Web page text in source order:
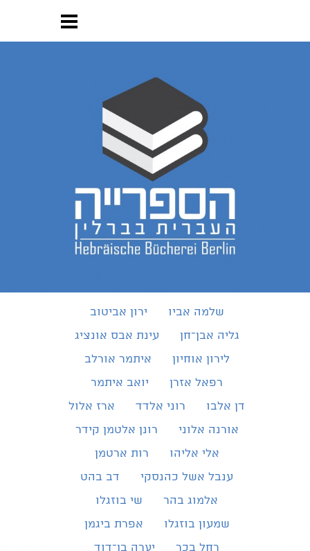
שלמה אביו
ירון אביטוב
גליה אבן־חן
עינת אבס אונציג
לירון אוחיון
איתמר אורלב
רפאל אזרן
יואב איתמר
דן אלבו
רוני אלדד
ארז אלול
אורנה אלוני
רונן אלטמן קידר
אלי אליהו
רות ארטמן
ענבל אשל כהנסקי
דב בהט
אלמוג בהר
שי בוזגלו
שמעון בוזגלו
אפרת ביגמן
רחל בכר
יערה בן־דוד